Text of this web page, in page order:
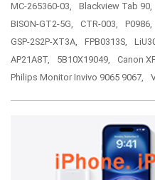
MC-265360-03,
Blackview Tab 90,
BISON-GT2-5G,
CTR-003, P0986,
GSP-2S2P-XT3A,
FPB0313S,
AP21A8T,
5B10X19049,
Canon
Philips Monitor Invivo 9065 9067,